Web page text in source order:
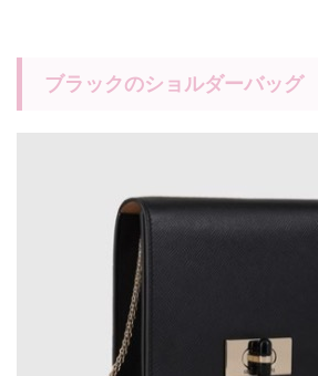
ブラックのショルダーバッグ